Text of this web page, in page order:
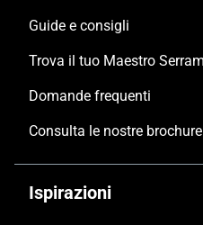
Guide e consigli
Domande frequenti
Consulta le nostre brochure
Ispirazioni